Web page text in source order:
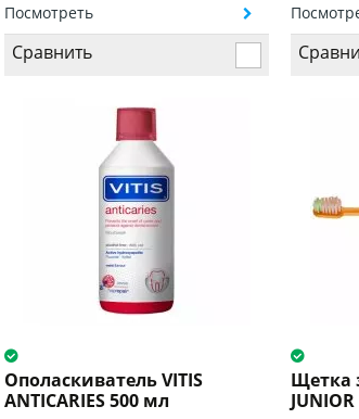
Посмотреть
Сравнить
Ополаскиватель VITIS
ANTICARIES 500 мл
Щетка